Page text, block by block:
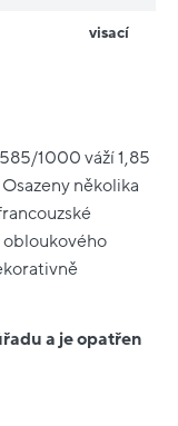
1000 váží 1,85
několika
obloukového
a je opatřen
visací